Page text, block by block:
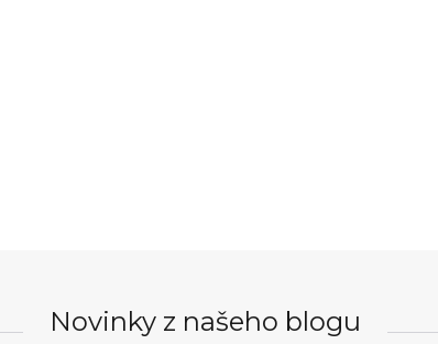
Novinky z našeho blogu